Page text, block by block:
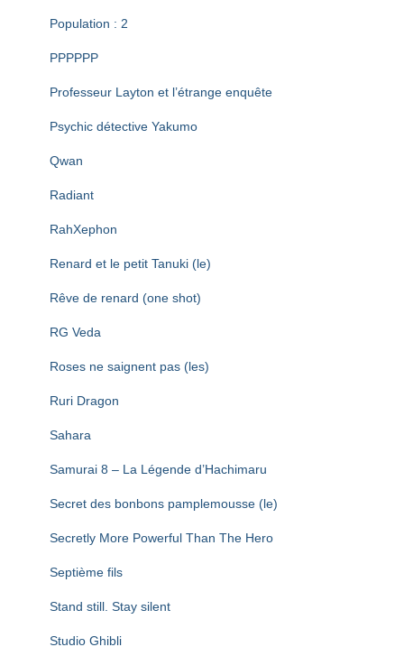
Population : 2
PPPPPP
Professeur Layton et l’étrange enquête
Psychic détective Yakumo
Qwan
Radiant
RahXephon
Renard et le petit Tanuki (le)
Rêve de renard (one shot)
RG Veda
Roses ne saignent pas (les)
Ruri Dragon
Sahara
Samurai 8 – La Légende d’Hachimaru
Secret des bonbons pamplemousse (le)
Secretly More Powerful Than The Hero
Septième fils
Stand still. Stay silent
Studio Ghibli